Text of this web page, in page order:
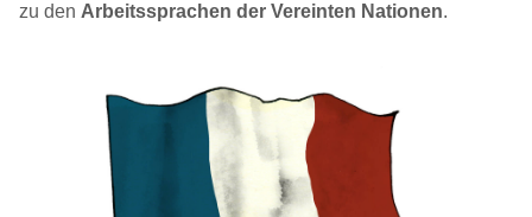
zu den Arbeitssprachen der Vereinten Nationen.